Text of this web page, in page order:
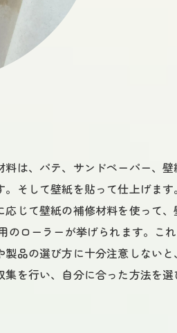
は、パテ、サンドペーパー、
そして壁紙を貼って仕上げま
じて壁紙の補修材料を使って
ローラーが挙げられます。こ
品の選び方に十分注意しない
を行い、自分に合った方法を選